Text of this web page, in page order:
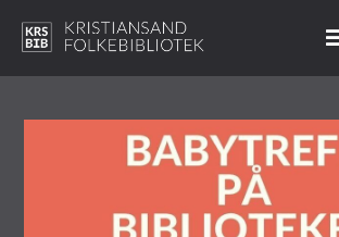
Arrangementer
Søk i våre databaser